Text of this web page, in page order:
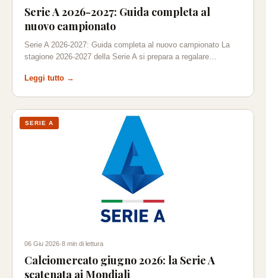
Serie A 2026-2027: Guida completa al
nuovo campionato
Serie A 2026-2027: Guida completa al nuovo campionato La
stagione 2026-2027 della Serie A si prepara a regalare…
Leggi tutto →
SERIE A
06 Giu 2026·8 min di lettura
Calciomercato giugno 2026: la Serie A
scatenata ai Mondiali